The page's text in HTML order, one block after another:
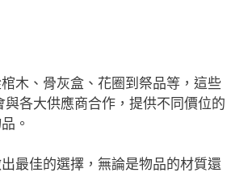
木、骨灰盒、花圈到祭品等，這些
與各大供應商合作，提供不同價位的
。
最佳的選擇，無論是物品的材質還